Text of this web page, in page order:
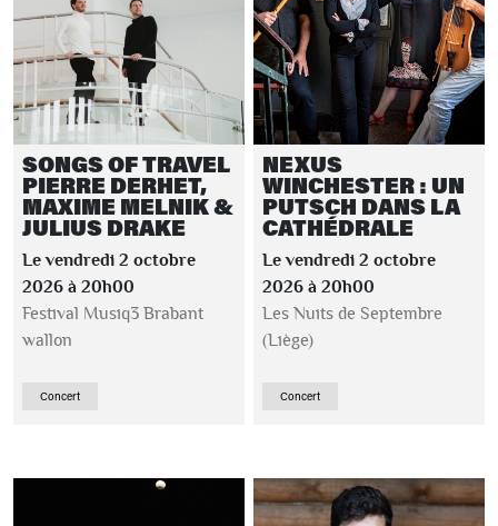
SONGS OF TRAVEL
PIERRE DERHET,
MAXIME MELNIK &
JULIUS DRAKE
Le vendredi 2 octobre
2026 à 20h00
Festival Musiq3 Brabant
wallon
Concert
NEXUS
WINCHESTER : UN
PUTSCH DANS LA
CATHÉDRALE
Le vendredi 2 octobre
2026 à 20h00
Les Nuits de Septembre
(Liège)
Concert